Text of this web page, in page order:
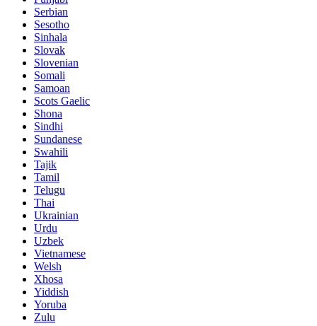
Serbian
Sesotho
Sinhala
Slovak
Slovenian
Somali
Samoan
Scots Gaelic
Shona
Sindhi
Sundanese
Swahili
Tajik
Tamil
Telugu
Thai
Ukrainian
Urdu
Uzbek
Vietnamese
Welsh
Xhosa
Yiddish
Yoruba
Zulu